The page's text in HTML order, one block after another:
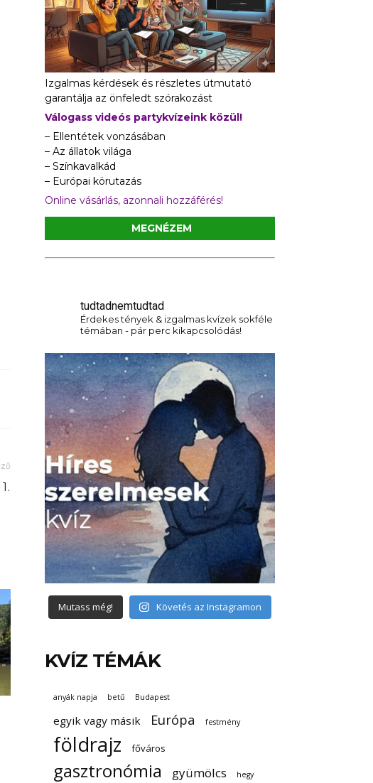
Izgalmas kérdések és részletes útmutató
garantálja az önfeledt szórakozást
Válogass videós partykvízeink közül!
– Ellentétek vonzásában
– Az állatok világa
– Színkavalkád
– Európai körutazás
Online vásárlás, azonnali hozzáférés!
MEGNÉZEM
tudtadnemtudtad
Érdekes tények & izgalmas kvízek sokféle
témában - pár perc kikapcsolódás!
Mutass még! Követés az Instagramon
KVÍZ TÉMÁK
anyák napja betű Budapest
egyik vagy másik Európa festmény
földrajz főváros
gasztronómia gyümölcs hegy